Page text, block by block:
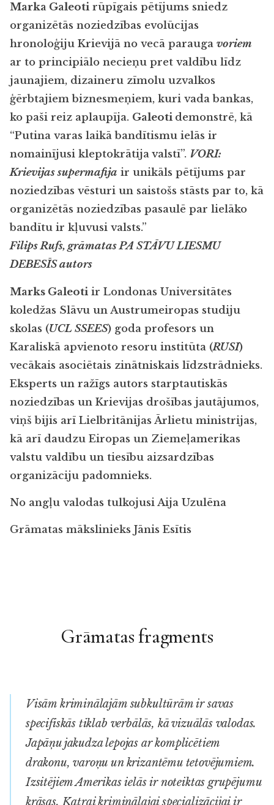
Marka Galeoti rūpīgais pētījums sniedz
organizētās noziedzības evolūcijas
hronoloģiju Krievijā no vecā parauga voriem
ar to principiālo necieņu pret valdību līdz
jaunajiem, dizaineru zīmolu uzvalkos
ģērbtajiem biznesmeņiem, kuri vada bankas,
ko paši reiz aplaupīja. Galeoti demonstrē, kā
“Putina varas laikā bandītismu ielās ir
nomainījusi kleptokrātijavalstī”. VORI:
Krievijas supermafija ir unikāls pētījums par
noziedzības vēsturi un saistošs stāsts par to, kā
organizētās noziedzības pasaulē par lielāko
bandītu ir kļuvusi valsts.”
Filips Rufs, grāmatas PA STĀVU LIESMU
DEBESĪS autors
Marks Galeoti ir Londonas Universitātes
koledžas Slāvu un Austrumeiropas studiju
skolas (UCL SSEES) goda profesors un
Karaliskā apvienoto resoru institūta (RUSI)
vecākais asociētais zinātniskais līdzstrādnieks.
Eksperts un ražīgs autors starptautiskās
noziedzības un Krievijas drošības jautājumos,
viņš bijis arī Lielbritānijas Ārlietu ministrijas,
kā arī daudzu Eiropas un Ziemeļamerikas
valstu valdību un tiesību aizsardzības
organizāciju padomnieks.
No angļu valodas tulkojusi Aija Uzulēna
Grāmatas mākslinieks Jānis Esītis
Grāmatas fragments
Visām kriminālajām subkultūrām ir savas
specifiskās tiklab verbālās, kā vizuālās valodas.
Japāņujakudzalepojas ar komplicētiem
drakonu, varoņu un krizantēmu tetovējumiem.
Izsitējiem Amerikas ielās ir noteiktas grupējumu
krāsas. Katrai kriminālajai specializācijai ir